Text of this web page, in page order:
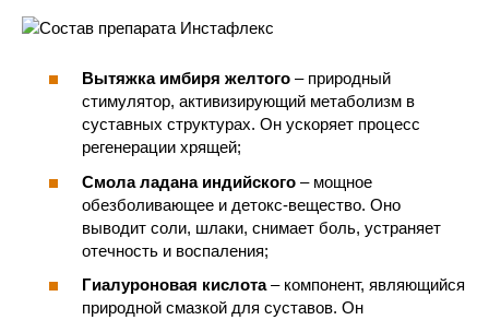
Вытяжка имбиря желтого – природный
стимулятор, активизирующий метаболизм в
суставных структурах. Он ускоряет процесс
регенерации хрящей;
Смола ладана индийского – мощное
обезболивающее и детокс-вещество. Оно
выводит соли, шлаки, снимает боль, устраняет
отечность и воспаления;
Гиалуроновая кислота– компонент, являющийся
природной смазкой для суставов. Он